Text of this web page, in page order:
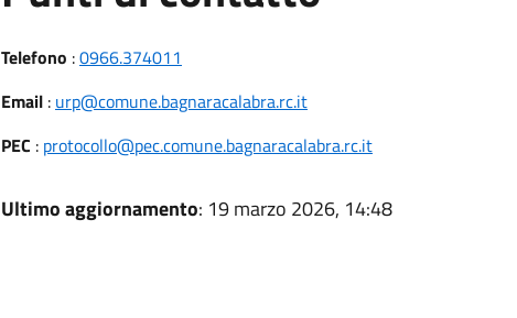
Telefono :0966.374011
Email: urp@comune.bagnaracalabra.rc.it
PEC : protocollo@pec.comune.bagnaracalabra.rc.it
Ultimo aggiornamento: 19 marzo 2026, 14:48